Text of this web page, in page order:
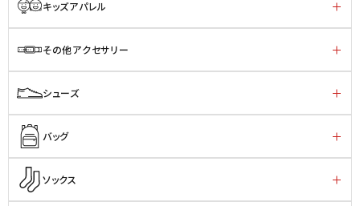
キッズアパレル
その他アクセサリー
シューズ
バッグ
ソックス